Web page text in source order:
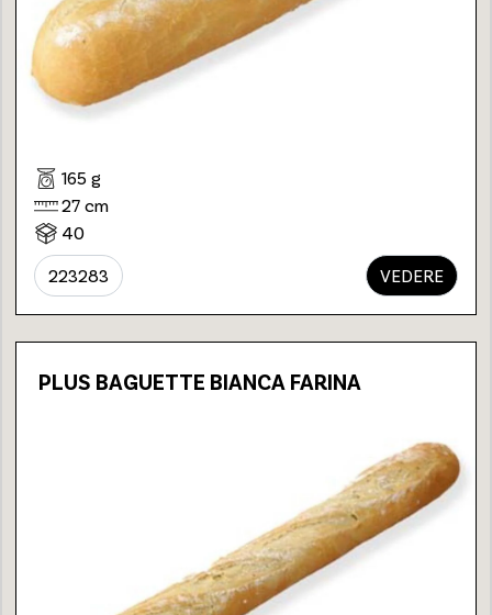
165 g
27 cm
40
223283 VEDERE
PLUS BAGUETTE BIANCA FARINA